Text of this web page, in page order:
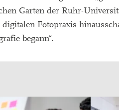
Garten der Ruhr-
Fotopraxis
begann“.